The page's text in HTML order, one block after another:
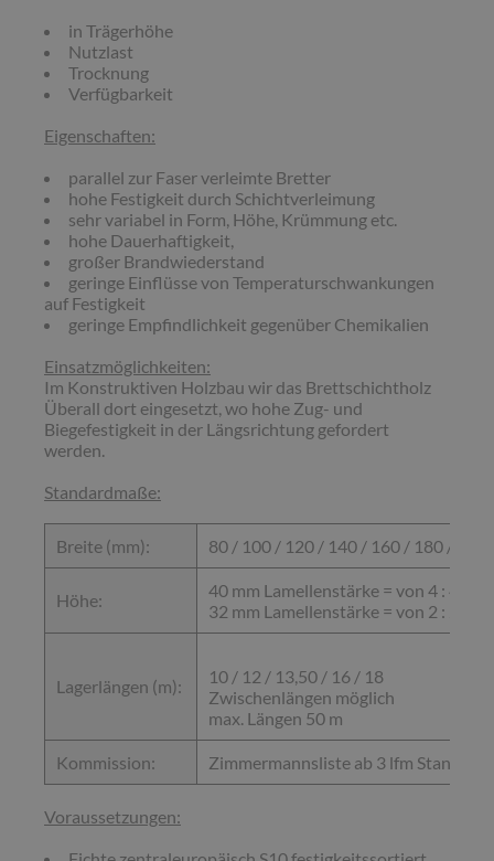
in Trägerhöhe
Nutzlast
Trocknung
Verfügbarkeit
Eigenschaften:
parallel zur Faser verleimte Bretter
hohe Festigkeit durch Schichtverleimung
sehr variabel in Form, Höhe, Krümmung etc.
hohe Dauerhaftigkeit,
großer Brandwiederstand
geringe Einflüsse von Temperaturschwankungen
auf Festigkeit
geringe Empfindlichkeit gegenüber Chemikalien
Einsatzmöglichkeiten:
Im Konstruktiven Holzbau wir das Brettschichtholz
Überall dort eingesetzt, wo hohe Zug- und
Biegefestigkeit in der Längsrichtung gefordert
werden.
Standardmaße:
Breite (mm): 80 / 100 / 120 / 140 / 160 / 180 / 200
Höhe:
40 mm Lamellenstärke = von 4 : 4 cm
32 mm Lamellenstärke = von 2 : 2 cm
Lagerlängen (m):
10 / 12 / 13,50 / 16 / 18
Zwischenlängen möglich
max. Längen 50 m
Kommission: Zimmermannsliste ab 3 lfm Standart
Voraussetzungen: